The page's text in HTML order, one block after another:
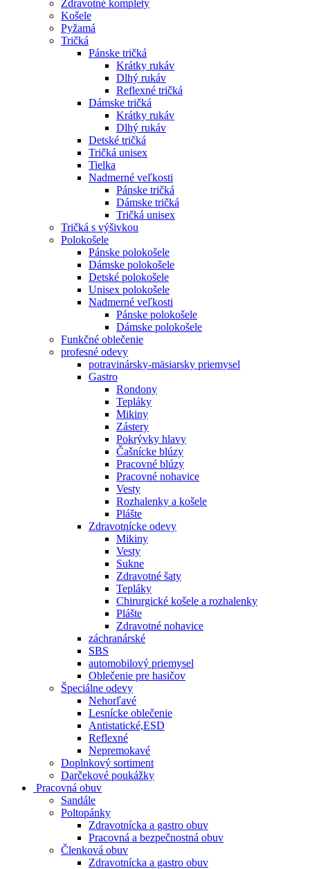
Zdravotné komplety
Košele
Pyžamá
Tričká
Pánske tričká
Krátky rukáv
Dlhý rukáv
Reflexné tričká
Dámske tričká
Krátky rukáv
Dlhý rukáv
Detské tričká
Tričká unisex
Tielka
Nadmerné veľkosti
Pánske tričká
Dámske tričká
Tričká unisex
Tričká s výšivkou
Polokošele
Pánske polokošele
Dámske polokošele
Detské polokošele
Unisex polokošele
Nadmerné veľkosti
Pánske polokošele
Dámske polokošele
Funkčné oblečenie
profesné odevy
potravinársky-mäsiarsky priemysel
Gastro
Rondony
Tepláky
Mikiny
Zástery
Pokrývky hlavy
Čašnícke blúzy
Pracovné blúzy
Pracovné nohavice
Vesty
Rozhalenky a košele
Plášte
Zdravotnícke odevy
Mikiny
Vesty
Sukne
Zdravotné šaty
Tepláky
Chirurgické košele a rozhalenky
Plášte
Zdravotné nohavice
záchranárské
SBS
automobilový priemysel
Oblečenie pre hasičov
Špeciálne odevy
Nehorľavé
Lesnícke oblečenie
Antistatické,ESD
Reflexné
Nepremokavé
Doplnkový sortiment
Darčekové poukážky
Pracovná obuv
Sandále
Poltopánky
Zdravotnícka a gastro obuv
Pracovná a bezpečnostná obuv
Členková obuv
Zdravotnícka a gastro obuv